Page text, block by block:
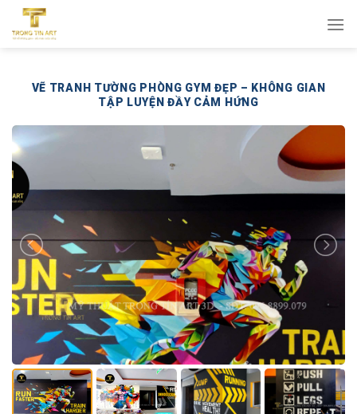
qua
VẼ TRANH TƯỜNG PHÒNG GYM ĐẸP – KHÔNG GIAN
TẬP LUYỆN ĐẦY CẢM HỨNG